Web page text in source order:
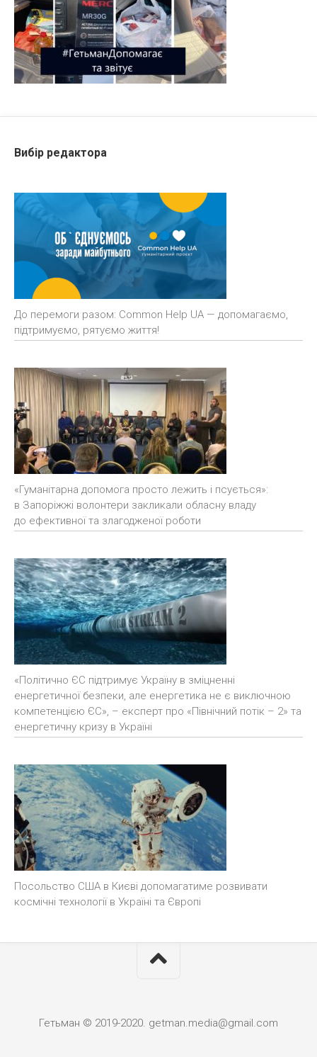
Вибір редактора
До перемоги разом: Common Help UA — допомагаємо,
підтримуємо, рятуємо життя!
«Гуманітарна допомога просто лежить і псується»:
в Запоріжжі волонтери закликали обласну владу
до ефективної та злагодженої роботи
«Політично ЄС підтримує Україну в зміцненні
енергетичної безпеки, але енергетика не є виключною
компетенцією ЄС», – експерт про «Північний потік – 2» та
енергетичну кризу в Україні
Посольство США в Києві допомагатиме розвивати
космічні технології в Україні та Європі
Гетьман © 2019-2020. getman.media@gmail.com